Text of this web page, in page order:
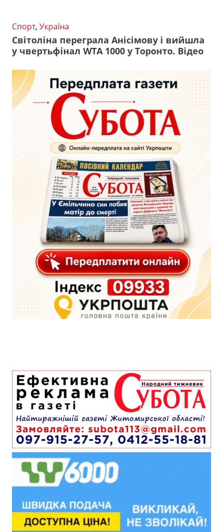
Спорт, Україна
Світоліна переграла Анісімову і вийшла
у чвертьфінал WTA 1000 у Торонто. Відео